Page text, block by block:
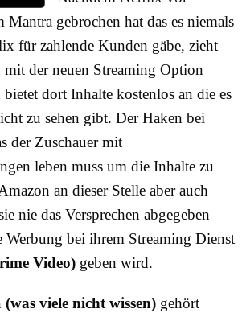
Mantra gebrochen hat das es niemals
für zahlende Kunden gäbe, zieht
der neuen Streaming Option
bietet dort Inhalte kostenlos an die es
zu sehen gibt. Der Haken bei
der Zuschauer mit
leben muss um die Inhalte zu
an dieser Stelle aber auch
nie das Versprechen abgegeben
Werbung bei ihrem Streaming Dienst
Video) geben wird.
(was viele nicht wissen) gehört